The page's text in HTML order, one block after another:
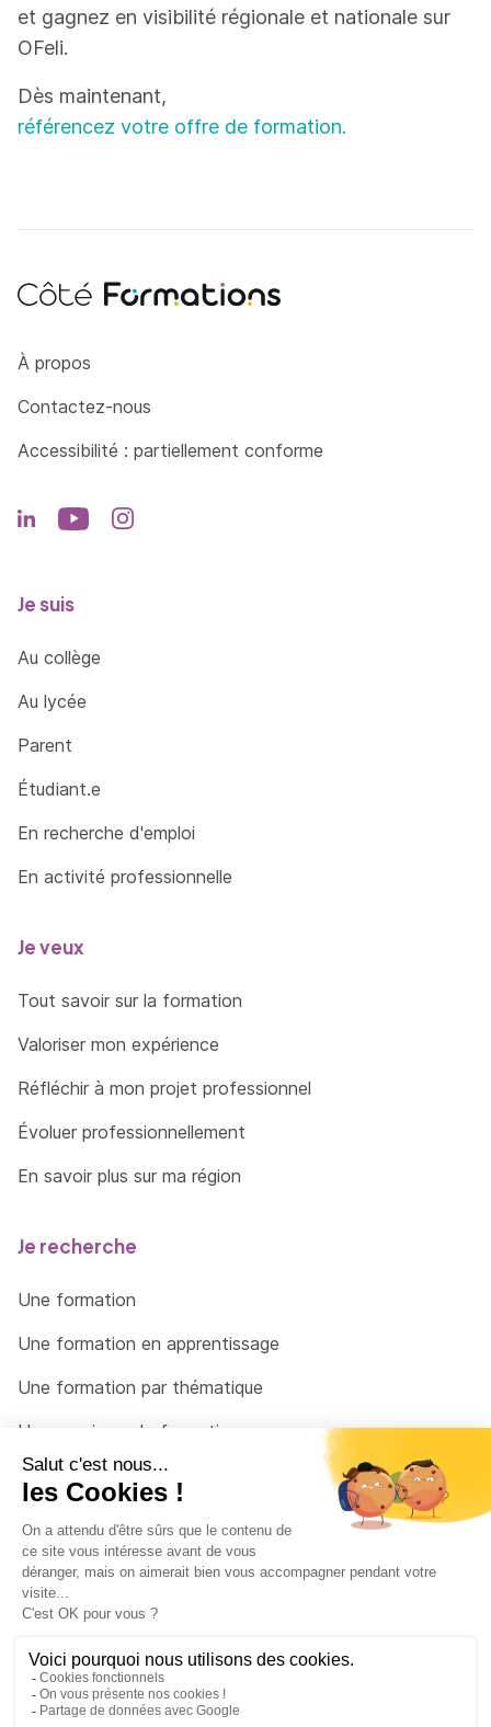
et gagnez en visibilité régionale et nationale sur
OFeli.
Dès maintenant,
référencez votre offre de formation.
Côté Formations
À propos
Contactez-nous
Accessibilité : partiellement conforme
Je suis
Au collège
Au lycée
Parent
Étudiant.e
En recherche d'emploi
En activité professionnelle
Je veux
Tout savoir sur la formation
Valoriser mon expérience
Réfléchir à mon projet professionnel
Évoluer professionnellement
En savoir plus sur ma région
Je recherche
Une formation
Une formation en apprentissage
Une formation par thématique
Un organisme de formation
Un conseiller
© 2026 - Côté Formations - par Via Compétences
Menu Pied de page
Mentions Légales